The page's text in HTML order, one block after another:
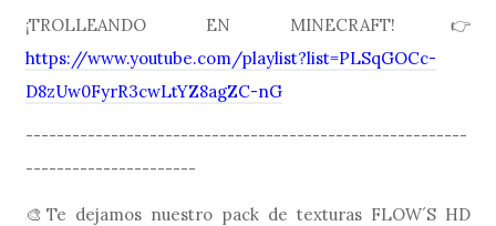
¡TROLLEANDO EN MINECRAFT!👉
https://www.youtube.com/playlist?list=PLSqGOCc-
D8zUw0FyrR3cwLtYZ8agZC-nG
---------------------------------------------------------
----------------------
🎨Te dejamos nuestro pack de texturas FLOW´S HD